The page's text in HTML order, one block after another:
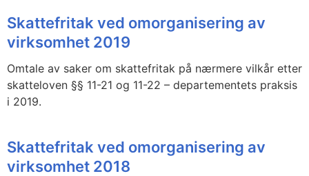
Skattefritak ved omorganisering av
virksomhet 2019
Omtale av saker om skattefritak på nærmere vilkår etter
skatteloven §§ 11-21 og 11-22 – departementets praksis
i 2019.
Skattefritak ved omorganisering av
virksomhet 2018